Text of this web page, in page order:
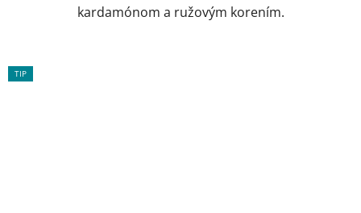
kardamónom a ružovým korením.
TIP